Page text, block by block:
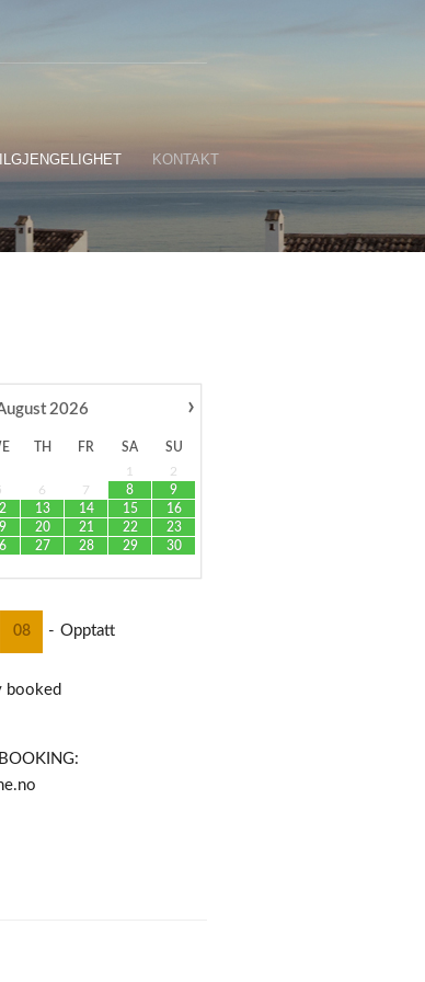
KONTAKT
›
2026
TH FR SA
SU
1
2
6 7 8
9
13 14 15
16
20 21 22
23
27 28 29
30
08 - Opptatt
booked